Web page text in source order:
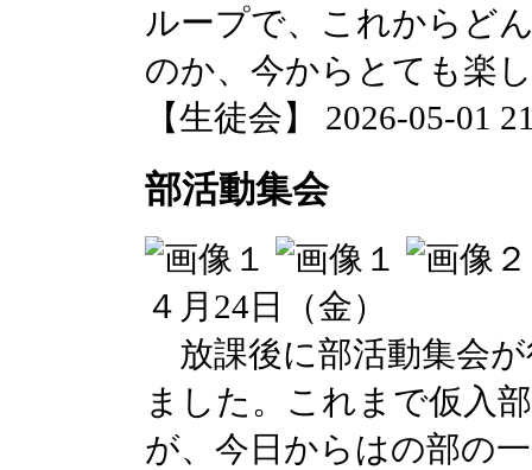
ループで、これからど
のか、今からとても楽
【生徒会】 2026-05-01
部活動集会
４月24日（金）
放課後に部活動集会
ました。これまで仮入
が、今日からはの部の